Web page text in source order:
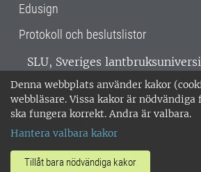
Denna webbplats använder kakor
webbläsare. Vissa kakor är
ska fungera korrekt. Andra är valbara.
Hantera valbara kakor
Tillåt bara nödvändiga kakor
Edusign
Protokoll och beslutslistor
SLU, Sveriges
verksamhet över hela Sverige.
Alnarp, Uppsala och Umeå.
miljöcertifierat enligt ISO
018-67 10 00 • Org nr: 202100-
Om SLU:s webbplatser